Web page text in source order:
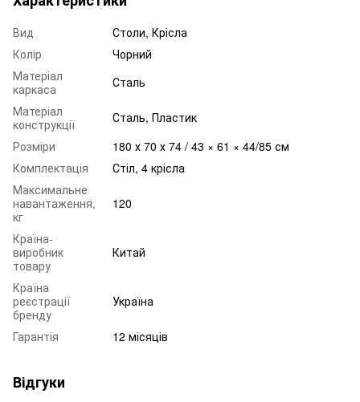
Вид
Столи, Крісла
Колір
Чорний
Матеріал
каркаса
Сталь
Матеріал
конструкції
Сталь, Пластик
Розміри
180 х 70 х 74 / 43 × 61 × 44/85 см
Комплектація
Стіл, 4 крісла
Максимальне
навантаження,
кг
120
Країна-
виробник
товару
Китай
Країна
реєстрації
бренду
Україна
Гарантія 12 місяців
Відгуки